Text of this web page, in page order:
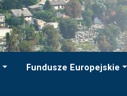
Fundusze Europejskie